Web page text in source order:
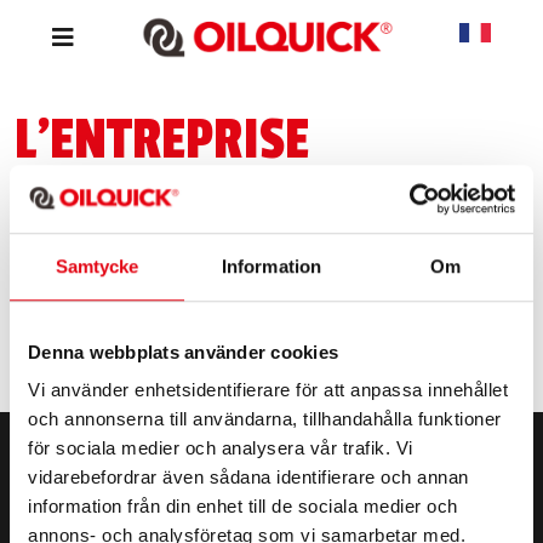
Samtycke Information Om
Denna webbplats använder cookies
Vi använder enhetsidentifierare för att anpassa innehållet
och annonserna till användarna, tillhandahålla funktioner
för sociala medier och analysera vår trafik. Vi
vidarebefordrar även sådana identifierare och annan
information från din enhet till de sociala medier och
annons- och analysföretag som vi samarbetar med.
L'ENTREPRISE
Sponsring